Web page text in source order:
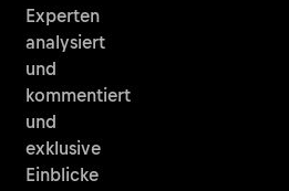
Experten
analysiert
und
kommentiert
und
exklusive
Einblicke